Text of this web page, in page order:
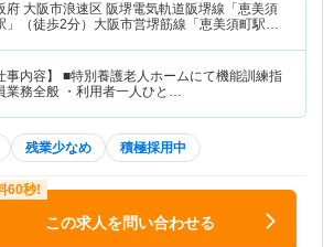
府 大阪市浪速区 阪堺電気軌道阪堺線「恵美須
」（徒歩2分）大阪市営堺筋線「恵美須町駅」
事内容】 ■特別養護老人ホームにて機能訓練指
業務全般 ・利用者一人ひと…
残業少なめ 積極採用中
この求人を問い合わせる